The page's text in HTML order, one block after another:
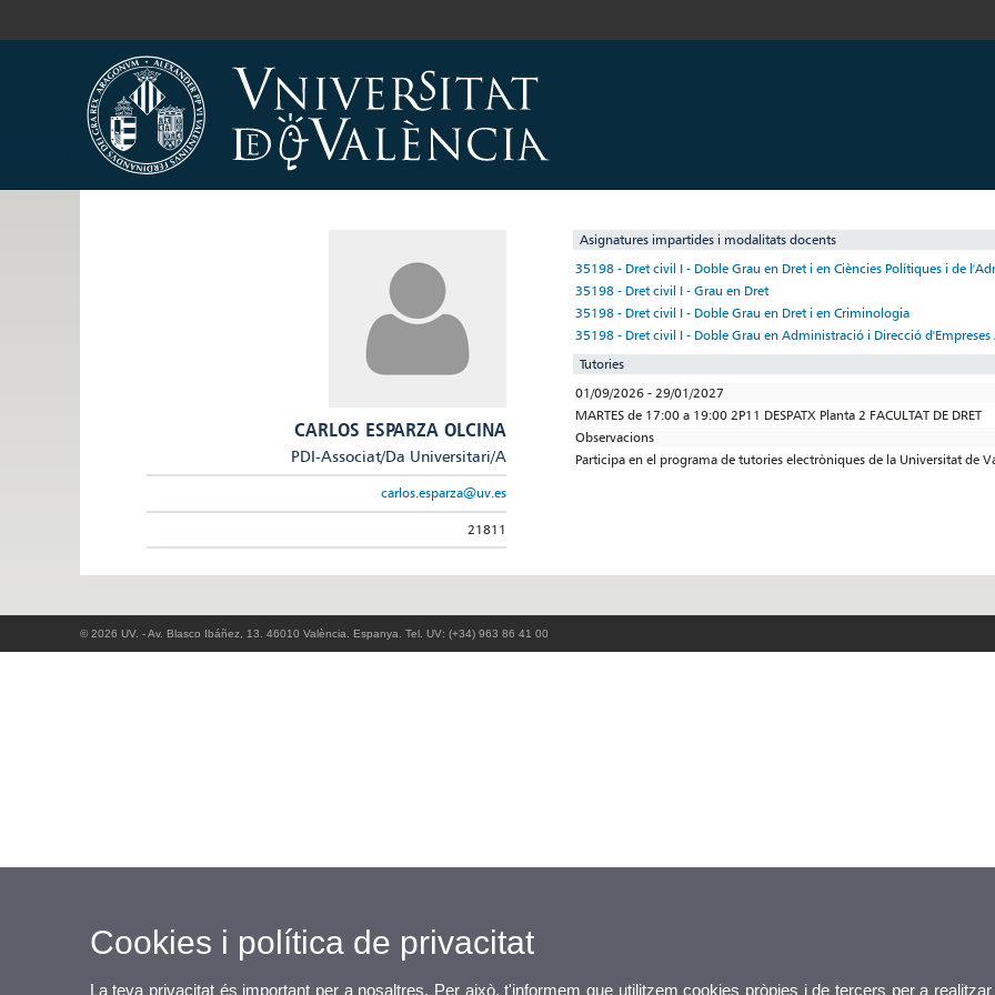
CARLOS ESPARZA OLCINA
PDI-Associat/Da Universitari/A
carlos.esparza@uv.es
21811
Asignatures impartides i modalitats docents
35198 - Dret civil I - Doble Grau en Dret i en Ciències Polítiques i de
35198 - Dret civil I - Grau en Dret
35198 - Dret civil I - Doble Grau en Dret i en Criminologia
35198 - Dret civil I - Doble Grau en Administració i Direcció d'Empreses
Tutories
01/09/2026 - 29/01/2027
MARTES de 17:00 a 19:00 2P11 DESPATX Planta 2 FACULTAT DE DRET
Observacions
Participa en el programa de tutories electròniques de la Universitat de
© 2026 UV. - Av. Blasco Ibáñez, 13. 46010 València. Espanya. Tel. UV: (+34) 963 86 41 00
Cookies i política de privacitat
La teva privacitat és important per a nosaltres. Per això, t'informem que utilitzem cookies pròpies i de tercers per a realitzar